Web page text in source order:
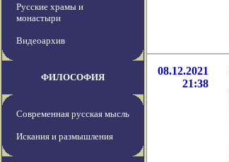
Русские храмы и
монастыри
Видеоархив
ФИЛОСОФИЯ
Современная русская мысль
Искания и размышления
08.12.2021
21:38